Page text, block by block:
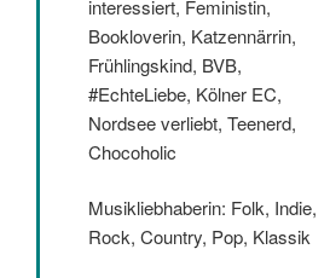
interessiert, Feministin,
Bookloverin, Katzennärrin,
Frühlingskind, BVB,
#EchteLiebe, Kölner EC,
Nordsee verliebt, Teenerd,
Chocoholic
Musikliebhaberin: Folk, Indie,
Rock, Country, Pop, Klassik